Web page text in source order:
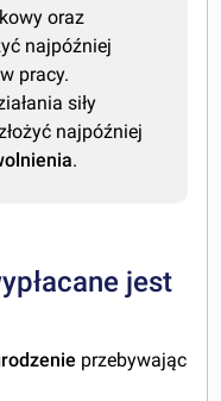
oraz
najpóźniej
w pracy.
siły
najpóźniej
.
jest
przebywając